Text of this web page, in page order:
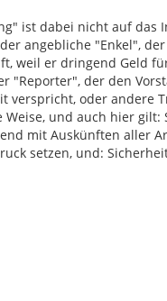
ist dabei nicht auf das
angebliche "Enkel",
weil er dringend Geld
"Reporter", der den
verspricht, oder andere
und auch hier gilt:
mit Auskünften aller
setzen, und: